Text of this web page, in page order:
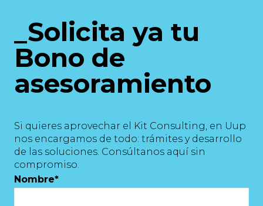
_Solicita ya tu
Bono de
asesoramiento
Si quieres aprovechar el Kit Consulting, en Uup
nos encargamos de todo: trámites y desarrollo
de las soluciones. Consúltanos aquí sin
compromiso.
Nombre*